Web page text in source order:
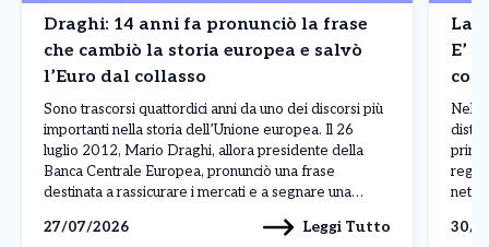
Draghi: 14 anni fa pronunciò la frase
che cambiò la storia europea e salvò
l’Euro dal collasso
Sono trascorsi quattordici anni da uno dei discorsi più
importanti nella storia dell’Unione europea. Il 26
luglio 2012, Mario Draghi, allora presidente della
Banca Centrale Europea, pronunciò una frase
destinata a rassicurare i mercati e a segnare una
mandato, la BCE è pronta a fare tutto il necessario […]
27/07/2026 Leggi Tutto
La
E’
Nel
30/